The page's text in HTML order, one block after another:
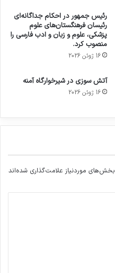
رئیس جمهور در احکام جداگانه‌ای
رئیسان فرهنگستان‌های علوم
پزشکی، علوم و زبان و ادب فارسی را
منصوب کرد.
16 ژوئن 2026
آتش سوزی در شیرخوارگاه آمنه
16 ژوئن 2026
بخش‌های موردنیاز علامت‌گذاری شده‌اند